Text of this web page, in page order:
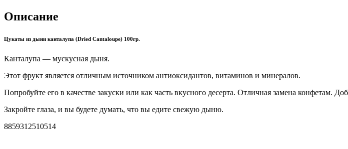
Описание
Цукаты из дыни канталупа (Dried Cantaloupe) 100гр.
Канталупа — мускусная дыня.
Этот фрукт является отличным источником антиоксидантов, витаминов и минералов.
Попробуйте его в качестве закуски или как часть вкусного десерта. Отличная замена конфетам.
Закройте глаза, и вы будете думать, что вы едите свежую дыню.
8859312510514